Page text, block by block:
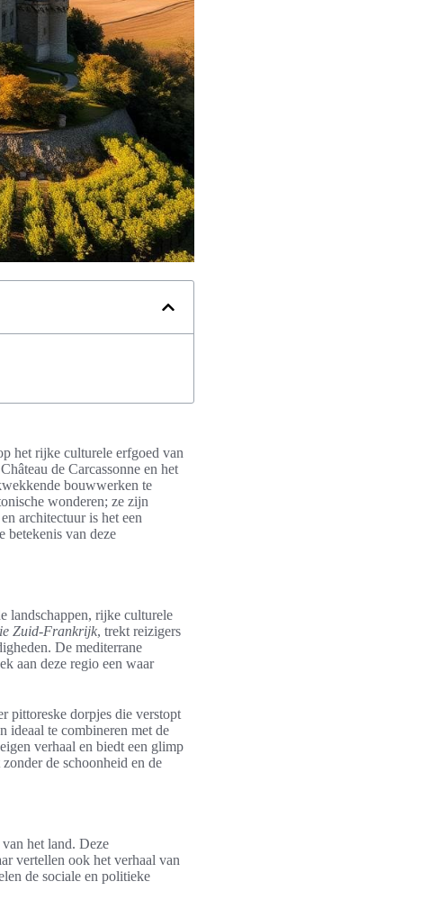
het rijke culturele erfgoed van
de Carcassonne en het
bouwwerken te
wonderen; ze zijn
architectuur is het een
betekenis van deze
landschappen, rijke culturele
Zuid-Frankrijk, trekt reizigers
De mediterrane
aan deze regio een waar
pittoreske dorpjes die verstopt
ideaal te combineren met de
verhaal en biedt een glimp
de schoonheid en de
het land. Deze
vertellen ook het verhaal van
de sociale en politieke